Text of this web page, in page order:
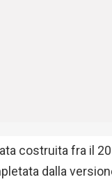
costruita fra il
dalla